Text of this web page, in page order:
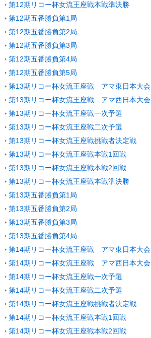
第12期リコー杯女流王座戦本戦準決勝
第12期五番勝負第1局
第12期五番勝負第2局
第12期五番勝負第3局
第12期五番勝負第4局
第12期五番勝負第5局
第13期リコー杯女流王座戦 アマ東日本大会
第13期リコー杯女流王座戦 アマ西日本大会
第13期リコー杯女流王座戦一次予選
第13期リコー杯女流王座戦二次予選
第13期リコー杯女流王座戦挑戦者決定戦
第13期リコー杯女流王座戦本戦1回戦
第13期リコー杯女流王座戦本戦2回戦
第13期リコー杯女流王座戦本戦準決勝
第13期五番勝負第1局
第13期五番勝負第2局
第13期五番勝負第3局
第13期五番勝負第4局
第14期リコー杯女流王座戦 アマ東日本大会
第14期リコー杯女流王座戦 アマ西日本大会
第14期リコー杯女流王座戦一次予選
第14期リコー杯女流王座戦二次予選
第14期リコー杯女流王座戦挑戦者決定戦
第14期リコー杯女流王座戦本戦1回戦
第14期リコー杯女流王座戦本戦2回戦